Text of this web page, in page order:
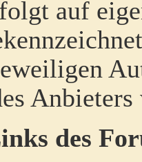
auf
Anbieters
des